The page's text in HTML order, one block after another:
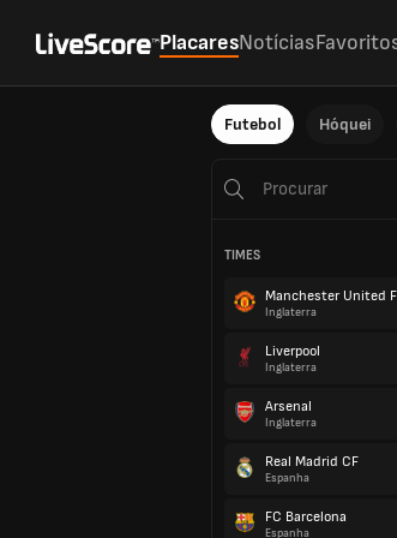
PlacaresNotícias
Futebol Hóquei
TIMES
Manchester United
Inglaterra
Liverpool
Inglaterra
Arsenal
Inglaterra
Real Madrid CF
Espanha
FC Barcelona
Espanha